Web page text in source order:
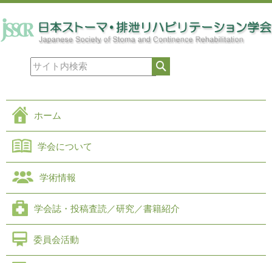
ホーム
学会について
学術情報
学会誌・投稿査読／研究／書籍紹介
委員会活動